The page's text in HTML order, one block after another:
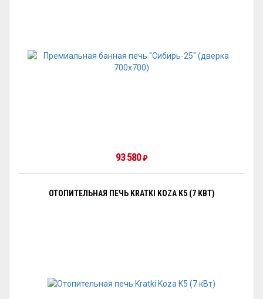
93 580₽
ОТОПИТЕЛЬНАЯ ПЕЧЬ KRATKI KOZA K5 (7 КВТ)